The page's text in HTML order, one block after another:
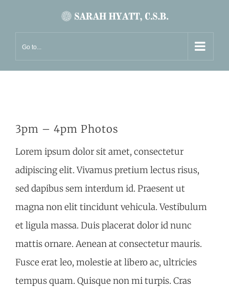
content
Go to...
3pm – 4pm Photos
Lorem ipsum dolor sit amet, consectetur
adipiscing elit. Vivamus pretium lectus risus,
sed dapibus sem interdum id. Praesent ut
magna non elit tincidunt vehicula. Vestibulum
et ligula massa. Duis placerat dolor id nunc
mattis ornare. Aenean at consectetur mauris.
Fusce erat leo, molestie at libero ac, ultricies
tempus quam. Quisque non mi turpis. Cras